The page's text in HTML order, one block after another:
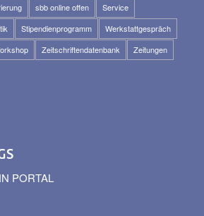
sbb online offen
Service
Stipendienprogramm
Werkstattgespräch
Zeitschriftendatenbank
Zeitungen
PORTAL